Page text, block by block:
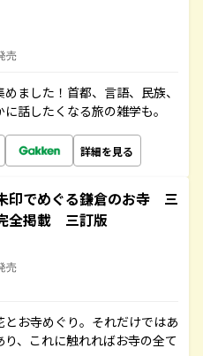
売
ました！首都、言語、民族、
話したくなる旅の雑学も。
詳細を見る
印でめぐる鎌倉のお寺 三
全掲載 三訂版
売
お寺めぐり。それだけではあ
、これに触れればお寺の全て